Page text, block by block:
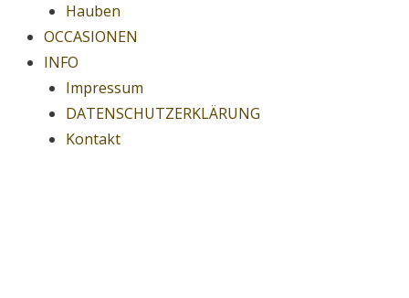
Hauben
OCCASIONEN
INFO
Impressum
DATENSCHUTZERKLÄRUNG
Kontakt